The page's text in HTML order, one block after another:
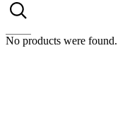
No products were found.